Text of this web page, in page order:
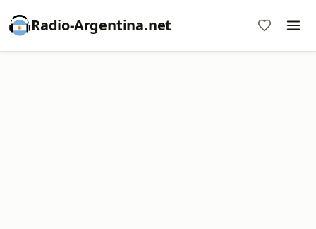
Radio-Argentina.net